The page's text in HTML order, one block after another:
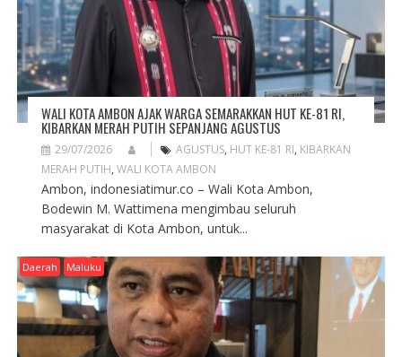
N
WALI KOTA AMBON AJAK WARGA SEMARAKKAN HUT KE-81 RI,
KIBARKAN MERAH PUTIH SEPANJANG AGUSTUS
29/07/2026 AGUSTUS, HUT KE-81 RI, KIBARKAN
MERAH PUTIH, WALI KOTA AMBON
Ambon, indonesiatimur.co – Wali Kota Ambon,
Bodewin M. Wattimena mengimbau seluruh
masyarakat di Kota Ambon, untuk...
Daerah Maluku